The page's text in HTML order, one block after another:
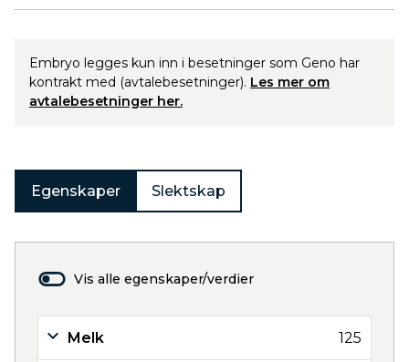
Embryo legges kun inn i besetninger som Geno har
kontrakt med (avtalebesetninger). Les mer om
avtalebesetninger her.
Egenskaper Slektskap
Vis alle egenskaper/verdier
Melk 125